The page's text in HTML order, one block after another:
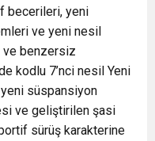
becerileri, yeni
ve yeni nesil
ve benzersiz
kodlu 7’nci nesil Yeni
süspansiyon
ve geliştirilen şasi
sürüş karakterine